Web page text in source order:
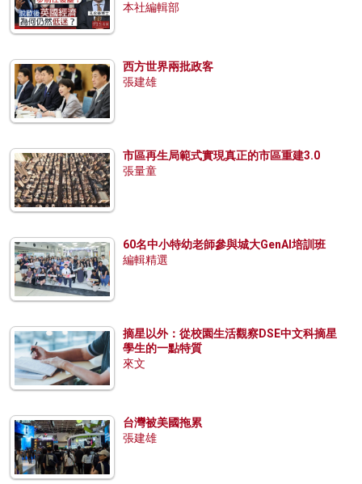
本社編輯部
西方世界兩批政客
張建雄
市區再生局範式實現真正的市區重建3.0
張量童
60名中小特幼老師參與城大GenAI培訓班
編輯精選
摘星以外：從校園生活觀察DSE中文科摘星
學生的一點特質
來文
台灣被美國拖累
張建雄